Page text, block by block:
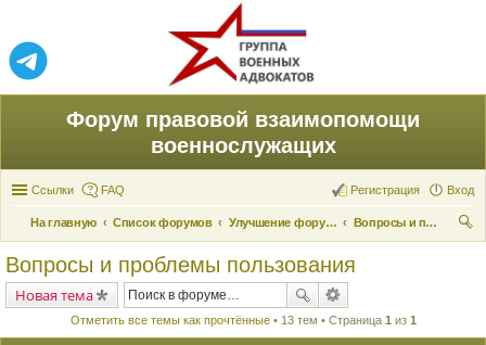
Форум правовой взаимопомощи
военнослужащих
Ссылки FAQ Вход
Регистрация
На главную Список форумов Улучшение форума
Вопросы и проблемы пользования
Вопросы и проблемы пользования
Новая тема
Отметить все темы как прочтённые• 13 тем • Страница 1 из 1